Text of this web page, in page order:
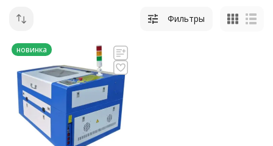
Фильтры
новинка